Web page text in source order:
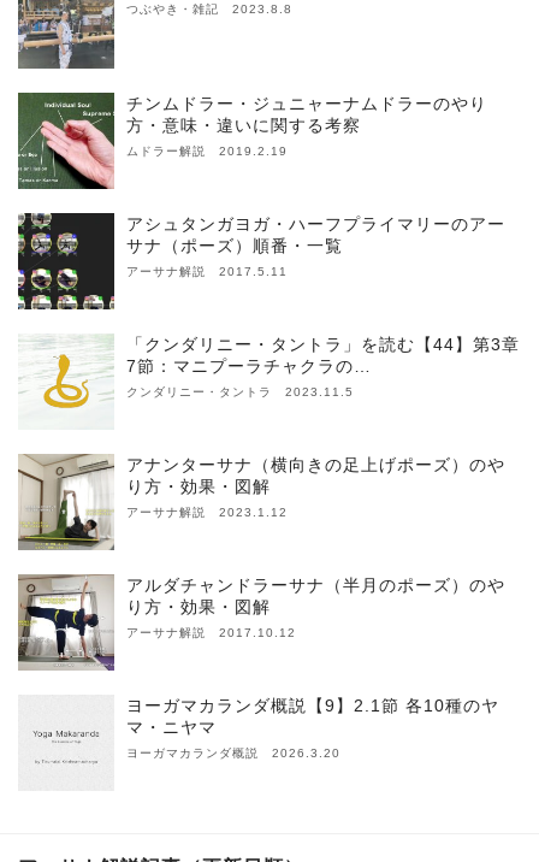
つぶやき・雑記 2023.8.8
チンムドラー・ジュニャーナムドラーのやり
方・意味・違いに関する考察
ムドラー解説 2019.2.19
アシュタンガヨガ・ハーフプライマリーのアー
サナ（ポーズ）順番・一覧
アーサナ解説 2017.5.11
「クンダリニー・タントラ」を読む【44】第3章
7節：マニプーラチャクラの…
クンダリニー・タントラ 2023.11.5
アナンターサナ（横向きの足上げポーズ）のや
り方・効果・図解
アーサナ解説 2023.1.12
アルダチャンドラーサナ（半月のポーズ）のや
り方・効果・図解
アーサナ解説 2017.10.12
ヨーガマカランダ概説【9】2.1節 各10種のヤ
マ・ニヤマ
ヨーガマカランダ概説 2026.3.20